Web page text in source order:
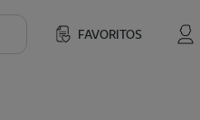
FAVORITOS